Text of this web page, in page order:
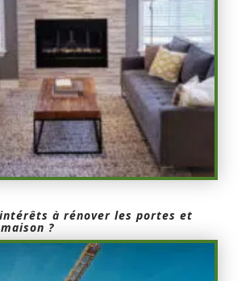
à rénover les portes et
?